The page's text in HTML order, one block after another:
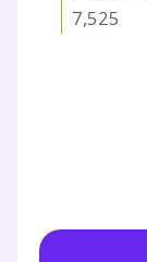
7,525
à la